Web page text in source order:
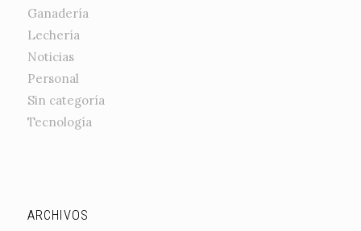
Ganadería
Lechería
Noticias
Personal
Sin categoría
Tecnología
ARCHIVOS